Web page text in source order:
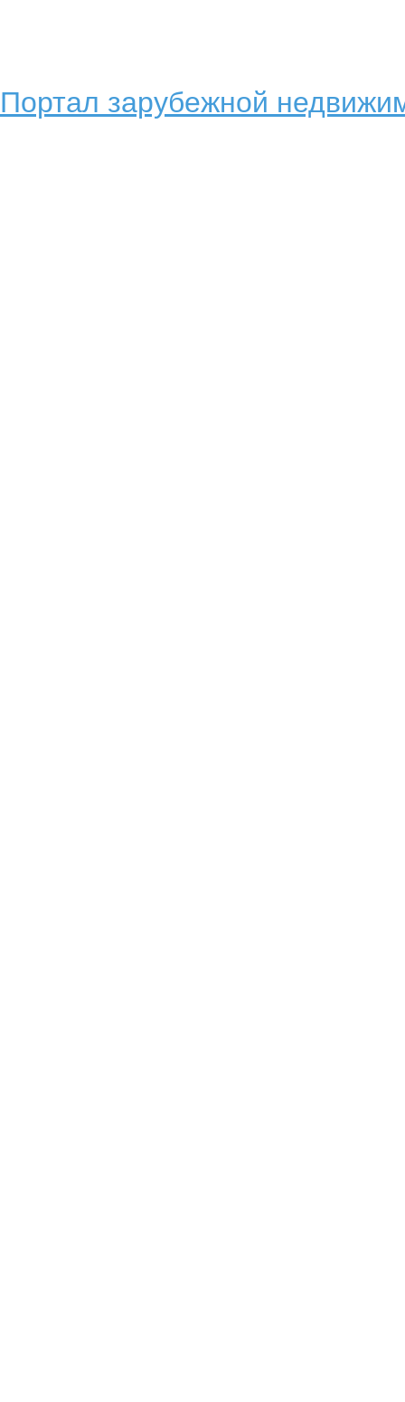
Портал зарубежной